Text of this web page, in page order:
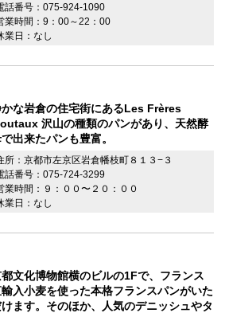
話番号：075-924-1090
業時間：9：00～22：00
業日：なし
な岩倉の住宅街にあるLes Frères
沢山の種類のパンがあり、天然酵
出来たパンも豊富。
所：京都市左京区岩倉幡枝町８１３−３
話番号：075-724-3299
業時間：９：００〜２０：００
業日：なし
文化博物館横のビルの1Fで、フランス
入小麦を使った本格フランスパンがいた
けます。そのほか、人気のデニッシュやタ